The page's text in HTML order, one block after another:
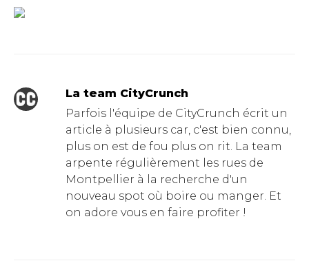
La team CityCrunch
Parfois l'équipe de CityCrunch écrit un
article à plusieurs car, c'est bien connu,
plus on est de fou plus on rit. La team
arpente régulièrement les rues de
Montpellier à la recherche d'un
nouveau spot où boire ou manger. Et
on adore vous en faire profiter !